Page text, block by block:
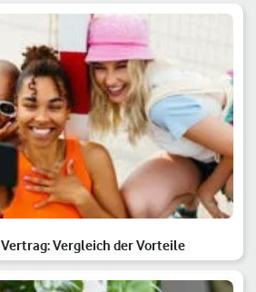
Vergleich der Vorteile